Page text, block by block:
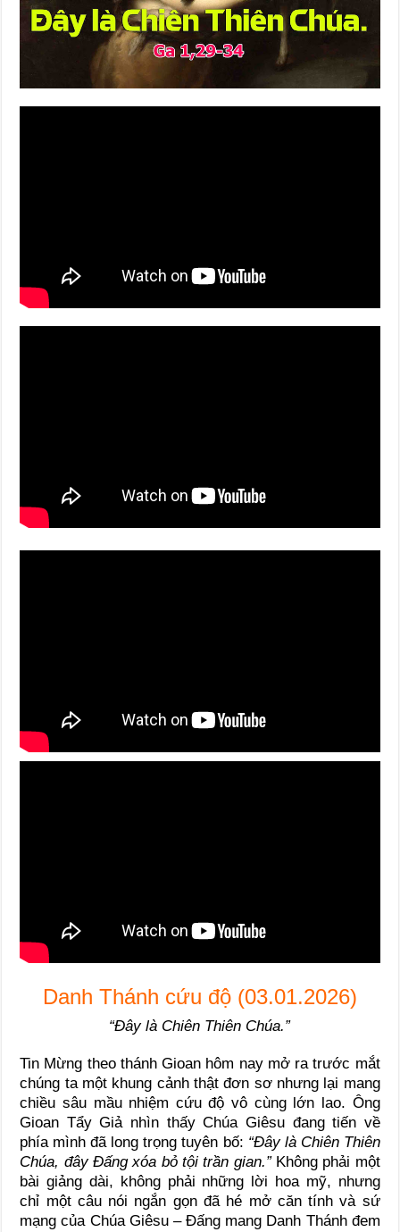
Danh Thánh cứu độ (03.01.2026)
“Đây là Chiên Thiên Chúa.”
Tin Mừng theo thánh Gioan hôm nay mở ra trước mắt
chúng ta một khung cảnh thật đơn sơ nhưng lại mang
chiều sâu mầu nhiệm cứu độ vô cùng lớn lao. Ông
Gioan Tẩy Giả nhìn thấy Chúa Giêsu đang tiến về
phía mình đã long trọng tuyên bố: “Đây là Chiên Thiên
Chúa, đây Đấng xóa bỏ tội trần gian.”Không phải một
bài giảng dài, không phải những lời hoa mỹ, nhưng
chỉ một câu nói ngắn gọn đã hé mở căn tính và sứ
mạng của Chúa Giêsu – Đấng mang Danh Thánh đem